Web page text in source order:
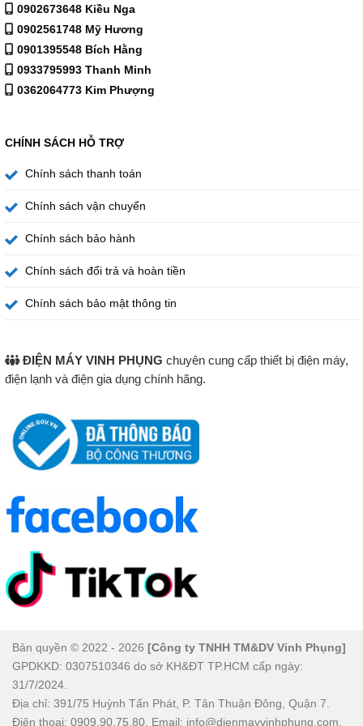
đảm bảo độ ngon cho bữa ăn.
0902673648 Kiều Nga
0902561748 Mỹ Hương
0901395548 Bích Hằng
0933795993 Thanh Minh
0362064773 Kim Phượng
CHÍNH SÁCH HỖ TRỢ
Chính sách thanh toán
Chính sách vận chuyển
Chính sách bảo hành
Chính sách đổi trả và hoàn tiền
Chính sách bảo mật thông tin
ĐIỆN MÁY VINH PHỤNG chuyên cung cấp thiết bị điện máy,
điện lạnh và điện gia dụng chính hãng.
Bản quyền © 2022 - 2026 [Công ty TNHH TM&DV Vinh Phụng]
GPDKKD: 0307510346 do sở KH&ĐT TP.HCM cấp ngày:
31/7/2024.
Địa chỉ: 391/75 Huỳnh Tấn Phát, P. Tân Thuận Đông, Quận 7.
Điện thoại: 0909.90.75.80. Email: info@dienmayvinhphung.com.